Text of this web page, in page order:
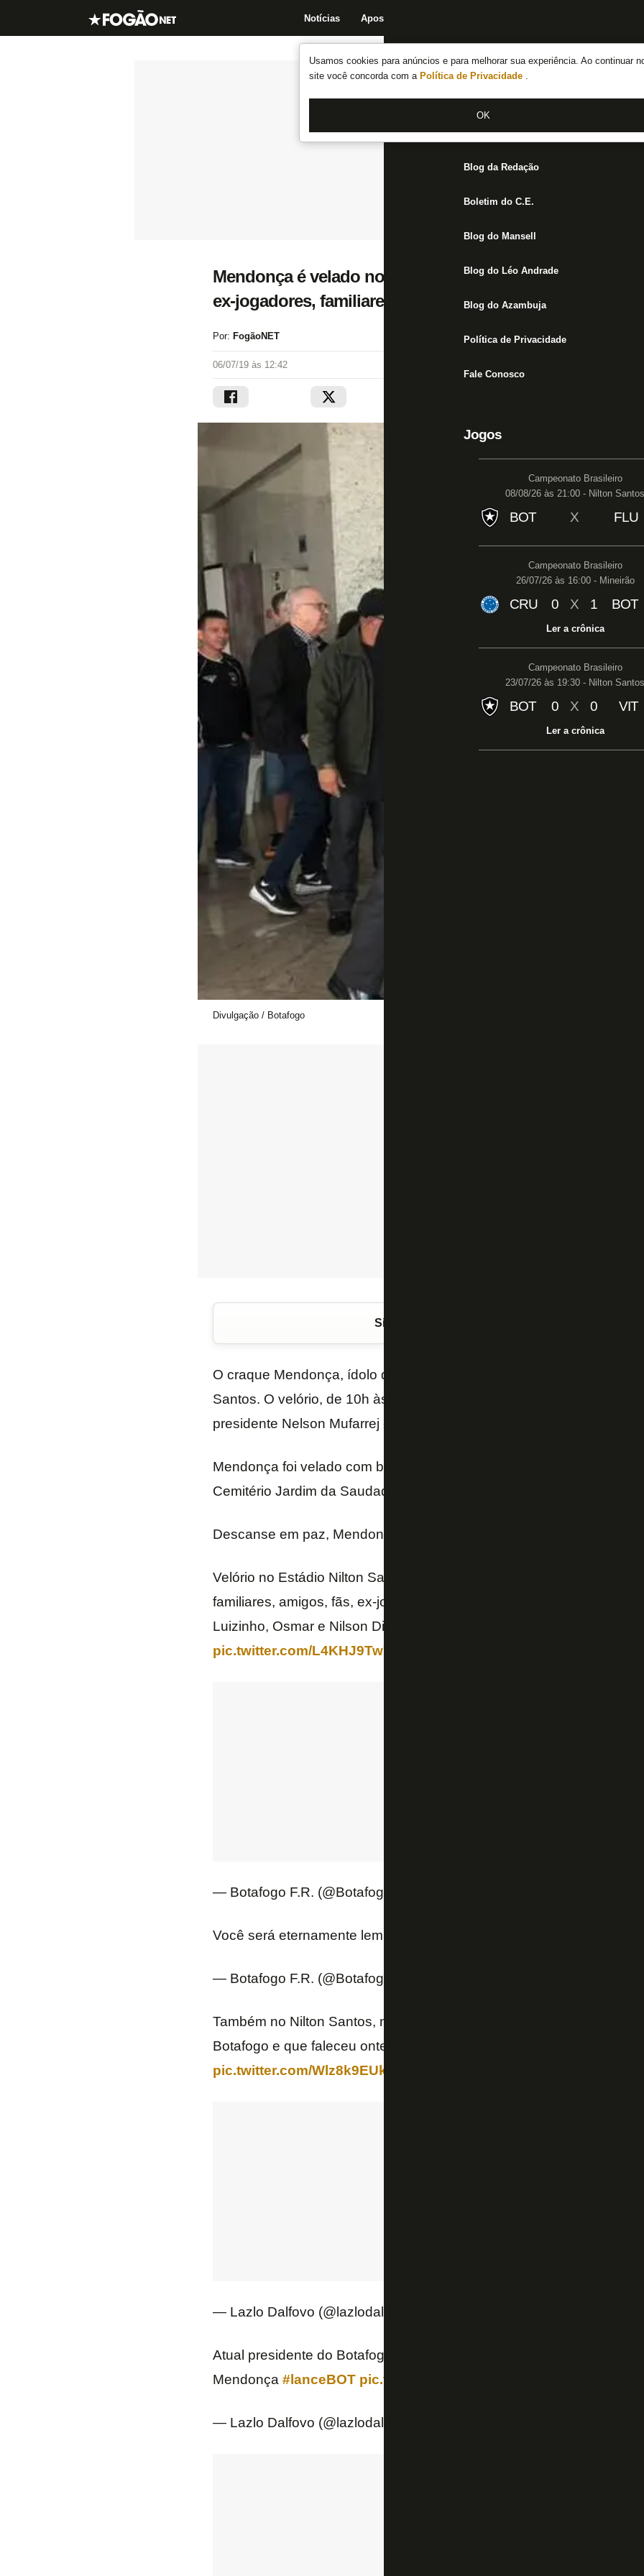
Usamos cookies para anúncios e para melhorar sua experiência. Ao continuar
site você concorda com a Política de Privacidade .
OK
Notícias Apostas
Notícias do Botafogo
Fórum
Jogos
Blog da Redação
Boletim do C.E.
Blog do Mansell
Blog do Léo Andrade
Blog do Azambuja
Política de Privacidade
Fale Conosco
Jogos
Campeonato Brasileiro
08/08/26 às 21:00 - Nilton Santos
BOT X FLU
Campeonato Brasileiro
26/07/26 às 16:00 - Mineirão
CRU 0 X 1 BOT
Ler a crônica
Campeonato Brasileiro
23/07/26 às 19:30 - Nilton Santos
BOT 0 X 0 VIT
Ler a crônica
Mendonça é velado no Estádio Nilton Santos; diretoria
ex-jogadores, familiares e amigos marcam presença
Por: FogãoNET
06/07/19 às 12:42
Divulgação / Botafogo
Siga o FogãoNET
O craque Mendonça, ídolo do Botafogo, é velado neste sábado, no
Santos. O velório, de 10h às 14h, contou com a presença de
presidente Nelson Mufarrej -, ex-jogadores, familiares e amigos.
Mendonça foi velado com bandeira do Botafogo no caixão. O enterro
Cemitério Jardim da Saudade, capela 07.
Descanse em paz, Mendonça!
Velório no Estádio Nilton Santos teve emoção, bandeira do
familiares, amigos, fãs, ex-jogadores como Afonsinho, Casagrande,
Luizinho, Osmar e Nilson Dias, entre outros, e do presidente
pic.twitter.com/L4KHJ9Tw7g
— Botafogo F.R. (@Botafogo)
Você será eternamente lembrado, Mendonça!
— Botafogo F.R. (@Botafogo)
Também no Nilton Santos, no Setor Oeste, ocorre o velório de
Botafogo e que faleceu ontem. Figuras ilustras estão presentes por
pic.twitter.com/Wlz8k9EUkG
— Lazlo Dalfovo (@lazlodalfovo)
Atual presidente do Botafogo, Nelson Mufarrej chegou agora para o
Mendonça #lanceBOT pic.twitter.com/TrKbvgJDis
— Lazlo Dalfovo (@lazlodalfovo)